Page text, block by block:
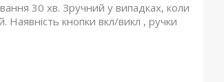
30 хв. Зручний у випадках, коли
кнопки вкл/викл , ручки